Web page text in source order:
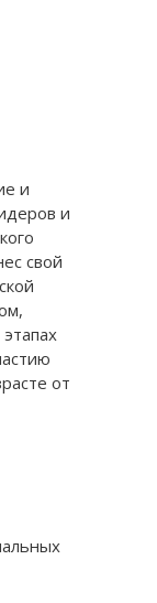
и
и
свой
от